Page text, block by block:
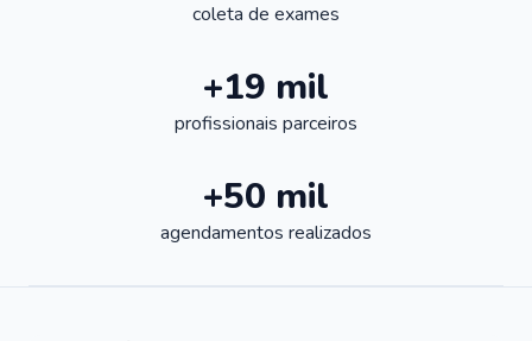
coleta de exames
+19 mil
profissionais parceiros
+50 mil
agendamentos realizados